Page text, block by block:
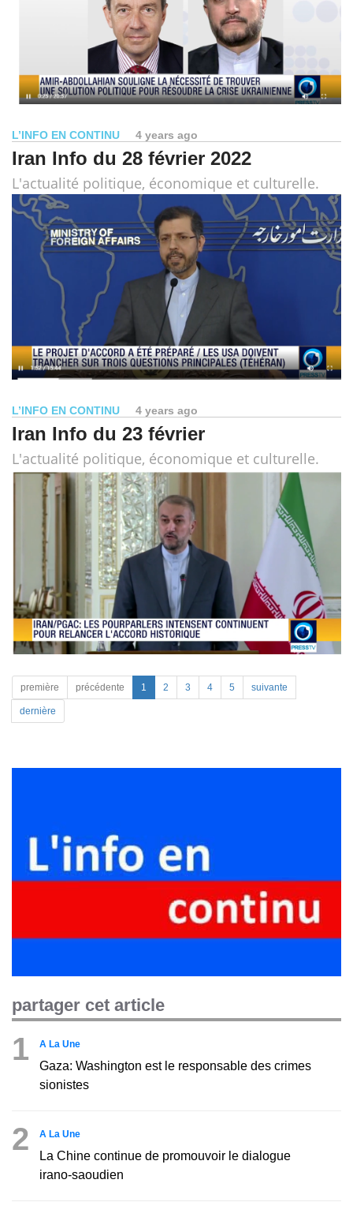
L’INFO EN CONTINU 4 years ago
Iran Info du 28 février 2022
L'actualité politique, économique et culturelle.
L’INFO EN CONTINU 4 years ago
Iran Info du 23 février
L'actualité politique, économique et culturelle.
première précédente 1 2 3 4 5 suivante
dernière
partager cet article
1 A La Une
Gaza: Washington est le responsable des crimes
sionistes
2 A La Une
La Chine continue de promouvoir le dialogue
irano-saoudien